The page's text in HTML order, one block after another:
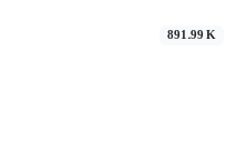
891.99 K